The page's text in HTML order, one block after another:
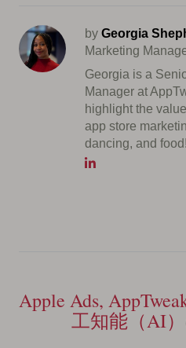
by Georgia
Marketing
Georgia is a
Manager at
highlight the
app store
dancing, and food!
Apple Ads,
工知能（AI）